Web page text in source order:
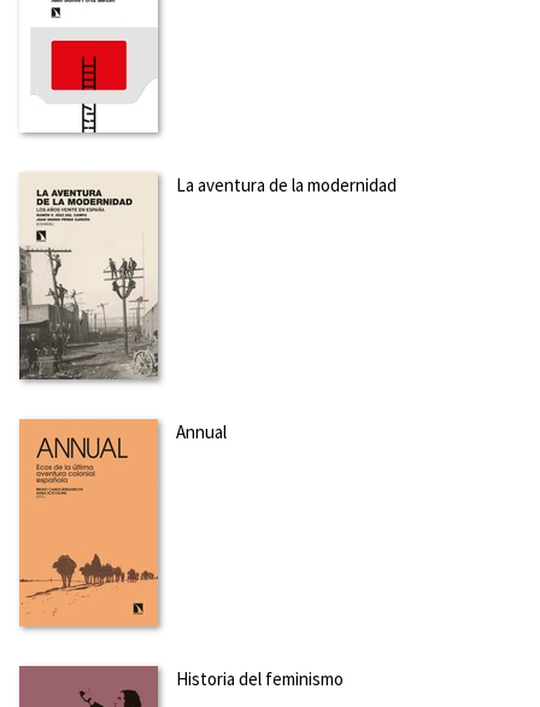
La aventura de la modernidad
Annual
Historia del feminismo